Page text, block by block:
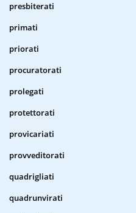
presbiterati
primati
priorati
procuratorati
prolegati
protettorati
provicariati
provveditorati
quadrigliati
quadrunvirati